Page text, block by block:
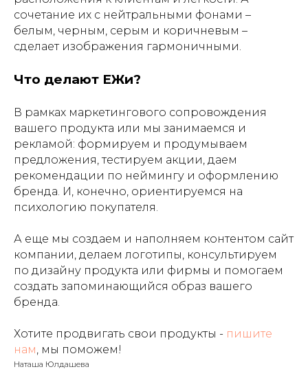
сочетание их с нейтральными фонами –
белым, черным, серым и коричневым –
сделает изображения гармоничными.
Что делают ЕЖи?
В рамках маркетингового сопровождения
вашего продукта или мы занимаемся и
рекламой: формируем и продумываем
предложения, тестируем акции, даем
рекомендации по неймингу и оформлению
бренда. И, конечно, ориентируемся на
психологию покупателя.
А еще мы создаем и наполняем контентом сайт
компании, делаем логотипы, консультируем
по дизайну продукта или фирмы и помогаем
создать запоминающийся образ вашего
бренда.
Хотите продвигать свои продукты - пишите
нам, мы поможем!
Наташа Юлдашева